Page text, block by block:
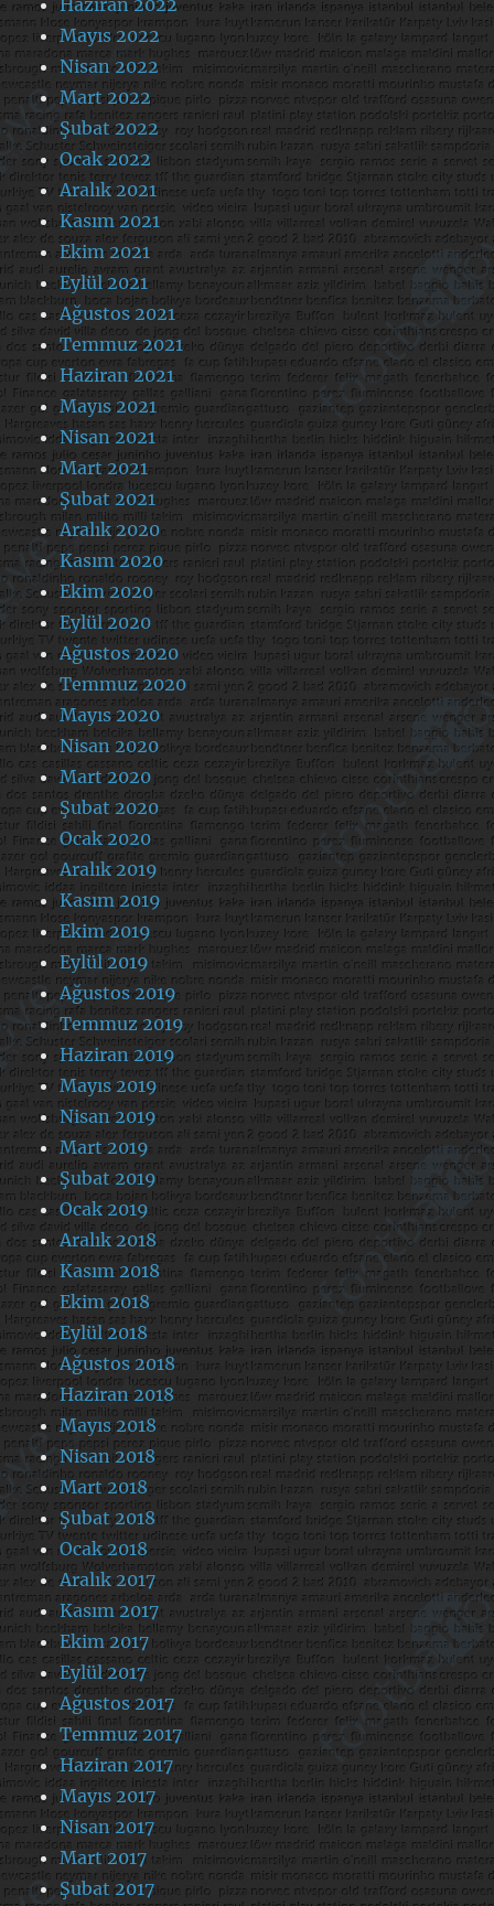
Mayıs 2022
Nisan 2022
Mart 2022
Şubat 2022
Ocak 2022
Aralık 2021
Kasım 2021
Ekim 2021
Eylül 2021
Ağustos 2021
Temmuz 2021
Haziran 2021
Mayıs 2021
Nisan 2021
Mart 2021
Şubat 2021
Aralık 2020
Kasım 2020
Ekim 2020
Eylül 2020
Ağustos 2020
Temmuz 2020
Mayıs 2020
Nisan 2020
Mart 2020
Şubat 2020
Ocak 2020
Aralık 2019
Kasım 2019
Ekim 2019
Eylül 2019
Ağustos 2019
Temmuz 2019
Haziran 2019
Mayıs 2019
Nisan 2019
Mart 2019
Şubat 2019
Ocak 2019
Aralık 2018
Kasım 2018
Ekim 2018
Eylül 2018
Ağustos 2018
Haziran 2018
Mayıs 2018
Nisan 2018
Mart 2018
Şubat 2018
Ocak 2018
Aralık 2017
Kasım 2017
Ekim 2017
Eylül 2017
Ağustos 2017
Temmuz 2017
Haziran 2017
Mayıs 2017
Nisan 2017
Mart 2017
Şubat 2017